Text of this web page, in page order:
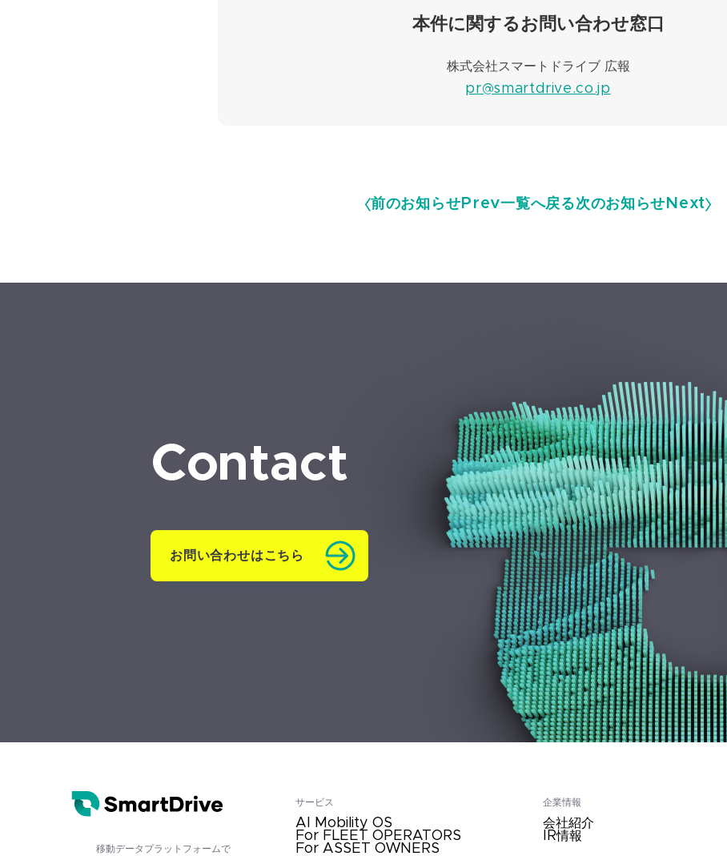
本件に関するお問い合わせ窓口
株式会社スマートドライブ 広報
pr@smartdrive.co.jp
前のお知らせ Prev 次のお知らせ Next
一覧へ戻る
Contact
お問い合わせはこちら
移動データプラットフォームで
サービス
AI Mobility OS
For FLEET OPERATORS
For ASSET OWNERS
企業情報
会社紹介
IR情報